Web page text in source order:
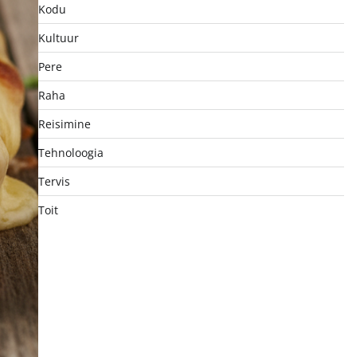
Kodu
Kultuur
Pere
Raha
Reisimine
Tehnoloogia
Tervis
Toit